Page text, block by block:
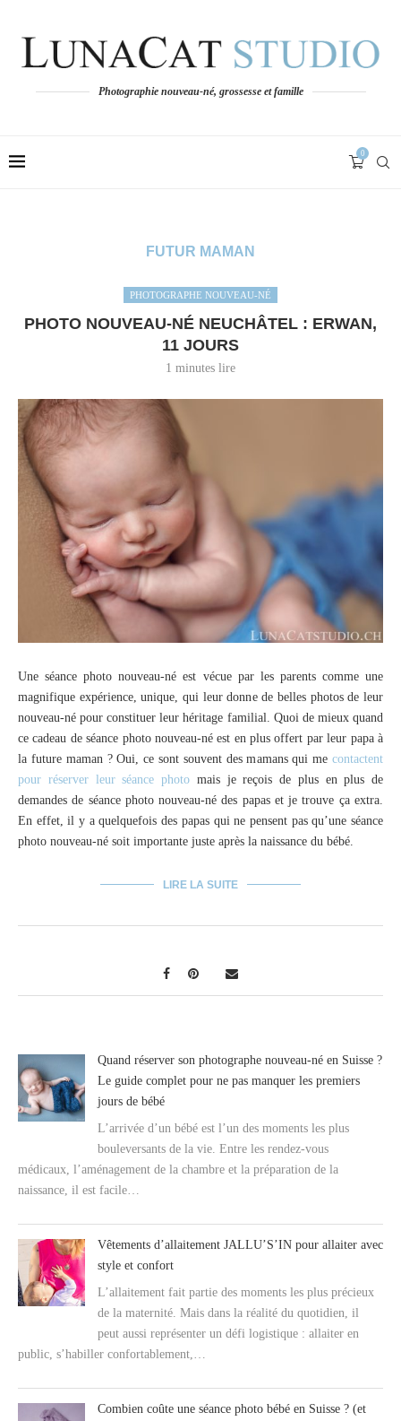
Photographie nouveau-né, grossesse et famille
0
FUTUR MAMAN
PHOTOGRAPHE NOUVEAU-NÉ
PHOTO NOUVEAU-NÉ NEUCHÂTEL : ERWAN,
11 JOURS
1 minutes lire
Une séance photo nouveau-né est vécue par les parents comme une
magnifique expérience, unique, qui leur donne de belles photos de leur
nouveau-né pour constituer leur héritage familial. Quoi de mieux quand
ce cadeau de séance photo nouveau-né est en plus offert par leur papa à
la future maman ? Oui, ce sont souvent des mamans qui me contactent
pour réserver leur séance photo mais je reçois de plus en plus de
demandes de séance photo nouveau-né des papas et je trouve ça extra.
En effet, il y a quelquefois des papas qui ne pensent pas qu’une séance
photo nouveau-né soit importante juste après la naissance du bébé.
LIRE LA SUITE
Quand réserver son photographe nouveau-né en Suisse ?
Le guide complet pour ne pas manquer les premiers
jours de bébé
L’arrivée d’un bébé est l’un des moments les plus
bouleversants de la vie. Entre les rendez-vous
médicaux, l’aménagement de la chambre et la préparation de la
naissance, il est facile…
Vêtements d’allaitement JALLU’S’IN pour allaiter avec
style et confort
L’allaitement fait partie des moments les plus précieux
de la maternité. Mais dans la réalité du quotidien, il
peut aussi représenter un défi logistique : allaiter en
public, s’habiller confortablement,…
Combien coûte une séance photo bébé en Suisse ? (et